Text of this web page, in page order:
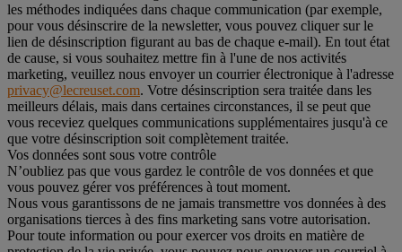
les méthodes indiquées dans chaque communication (par exemple,
pour vous désinscrire de la newsletter, vous pouvez cliquer sur le
lien de désinscription figurant au bas de chaque e-mail). En tout état
de cause, si vous souhaitez mettre fin à l'une de nos activités
marketing, veuillez nous envoyer un courrier électronique à l'adresse
privacy@lecreuset.com. Votre désinscription sera traitée dans les
meilleurs délais, mais dans certaines circonstances, il se peut que
vous receviez quelques communications supplémentaires jusqu'à ce
que votre désinscription soit complètement traitée.
Vos données sont sous votre contrôle
N’oubliez pas que vous gardez le contrôle de vos données et que
vous pouvez gérer vos préférences à tout moment.
Nous vous garantissons de ne jamais transmettre vos données à des
organisations tierces à des fins marketing sans votre autorisation.
Pour toute information ou pour exercer vos droits en matière de